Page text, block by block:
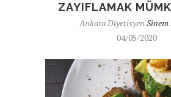
ZAYIFLAMAK
Ankara Diyetisyen
04/05/2020